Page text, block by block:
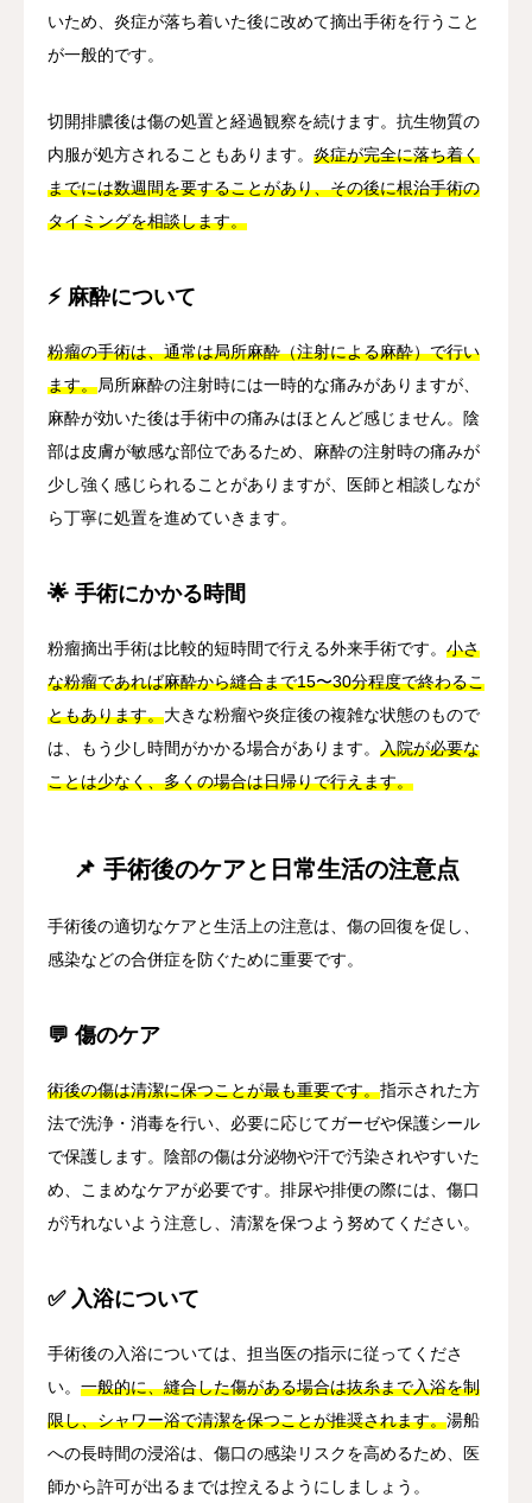
いため、炎症が落ち着いた後に改めて摘出手術を行うこと
が一般的です。
切開排膿後は傷の処置と経過観察を続けます。抗生物質の
内服が処方されることもあります。 炎症が完全に落ち着く
までには数週間を要することがあり、その後に根治手術の
タイミングを相談します。
⚡ 麻酔について
粉瘤の手術は、通常は局所麻酔（注射による麻酔）で行い
ます。局所麻酔の注射時には一時的な痛みがありますが、
麻酔が効いた後は手術中の痛みはほとんど感じません。陰
部は皮膚が敏感な部位であるため、麻酔の注射時の痛みが
少し強く感じられることがありますが、医師と相談しなが
ら丁寧に処置を進めていきます。
🌟 手術にかかる時間
粉瘤摘出手術は比較的短時間で行える外来手術です。 小さ
な粉瘤であれば麻酔から縫合まで15〜30分程度で終わるこ
ともあります。大きな粉瘤や炎症後の複雑な状態のもので
は、もう少し時間がかかる場合があります。 入院が必要な
ことは少なく、多くの場合は日帰りで行えます。
📌 手術後のケアと日常生活の注意点
手術後の適切なケアと生活上の注意は、傷の回復を促し、
感染などの合併症を防ぐために重要です。
💬 傷のケア
術後の傷は清潔に保つことが最も重要です。指示された方
法で洗浄・消毒を行い、必要に応じてガーゼや保護シール
で保護します。陰部の傷は分泌物や汗で汚染されやすいた
め、こまめなケアが必要です。排尿や排便の際には、傷口
が汚れないよう注意し、清潔を保つよう努めてください。
✅ 入浴について
手術後の入浴については、担当医の指示に従ってくださ
い。 一般的に、縫合した傷がある場合は抜糸まで入浴を制
限し、シャワー浴で清潔を保つことが推奨されます。湯船
への長時間の浸浴は、傷口の感染リスクを高めるため、医
師から許可が出るまでは控えるようにしましょう。